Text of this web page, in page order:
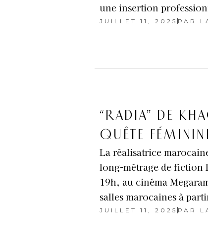
une insertion
JUILLET 11, 2025 PAR
“RADIA” DE
QUÊTE
La réalisatrice
long-métrage de fiction
19h, au cinéma
salles marocaines à
JUILLET 11, 2025 PAR